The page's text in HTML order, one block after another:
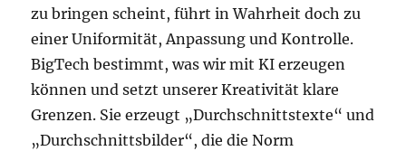
zu bringen scheint, führt in Wahrheit doch zu
einer Uniformität, Anpassung und Kontrolle.
BigTech bestimmt, was wir mit KI erzeugen
können und setzt unserer Kreativität klare
Grenzen. Sie erzeugt „Durchschnittstexte“ und
„Durchschnittsbilder“, die die Norm